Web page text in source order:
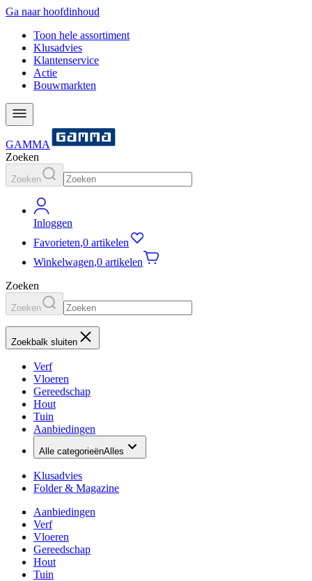
Ga naar hoofdinhoud
Toon hele assortiment
Klusadvies
Klantenservice
Actie
Bouwmarkten
GAMMA
Zoeken
Zoeken
Inloggen
Favorieten,0 artikelen
Winkelwagen,0 artikelen
Zoeken
Zoeken
Zoekbalk sluiten
Verf
Vloeren
Gereedschap
Hout
Tuin
Aanbiedingen
Alle categorieënAlles
Klusadvies
Folder & Magazine
Aanbiedingen
Verf
Vloeren
Gereedschap
Hout
Tuin